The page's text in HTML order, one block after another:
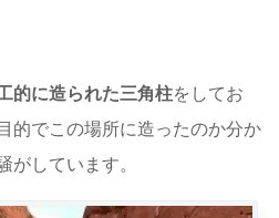
的に造られた三角柱をしてお
的でこの場所に造ったのか分か
がしています。